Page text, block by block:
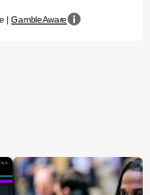
|GambleAware